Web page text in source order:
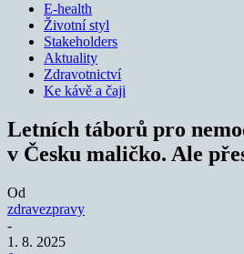
E-health
Životní styl
Stakeholders
Aktuality
Zdravotnictví
Ke kávě a čaji
Letních táborů pro
v Česku maličko. Ale
Od
zdravezpravy
-
1. 8. 2025